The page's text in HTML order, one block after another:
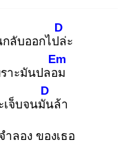
กลับออกไปล่
D
ะ
ราะมันปลอม
Em
จ็บจนมัน
D
ล้า
ลอง ของเธอ